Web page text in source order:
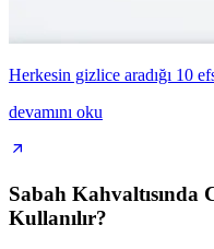
Herkesin gizlice aradığı 10
devamını oku
Sabah Kahvaltısında
Kullanılır?